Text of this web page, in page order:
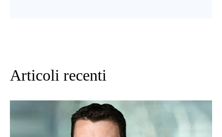
Articoli recenti